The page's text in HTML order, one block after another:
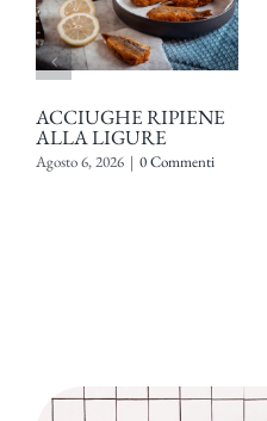
ACCIUGHE RIPIENE
ALLA LIGURE
Agosto 6, 2026 | 0 Commenti